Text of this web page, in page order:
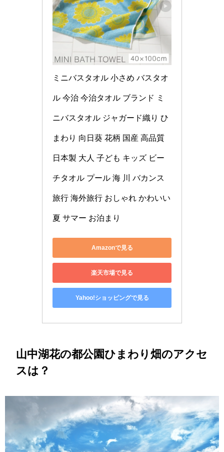
ミニバスタオル 小さめ バスタオ
ル 今治 今治タオル ブランド ミ
ニバスタオル ジャガード織り ひ
まわり 向日葵 花柄 国産 高品質
日本製 大人 子ども キッズ ビー
チタオル プール 海 川 バカンス
旅行 海外旅行 おしゃれ かわいい
夏 サマー お泊まり
Amazonで見る
楽天市場で見る
Yahoo!ショッピングで見る
山中湖花の都公園ひまわり畑のアクセ
スは？